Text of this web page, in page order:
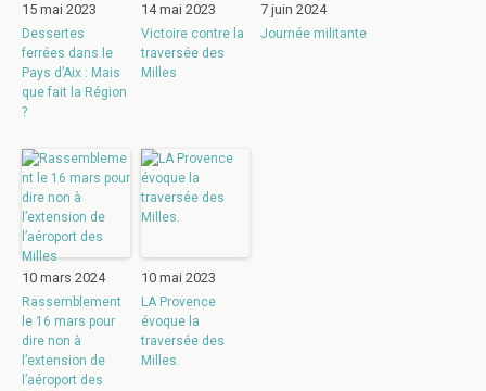
15 mai 2023
Dessertes
ferrées dans le
Pays d’Aix : Mais
que fait la Région
?
14 mai 2023
Victoire contre la
traversée des
Milles
7 juin 2024
Journée militante
10 mars 2024
Rassemblement
le 16 mars pour
dire non à
l’extension de
l’aéroport des
10 mai 2023
LA Provence
évoque la
traversée des
Milles.